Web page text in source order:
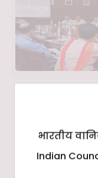
भारतीय
Indian